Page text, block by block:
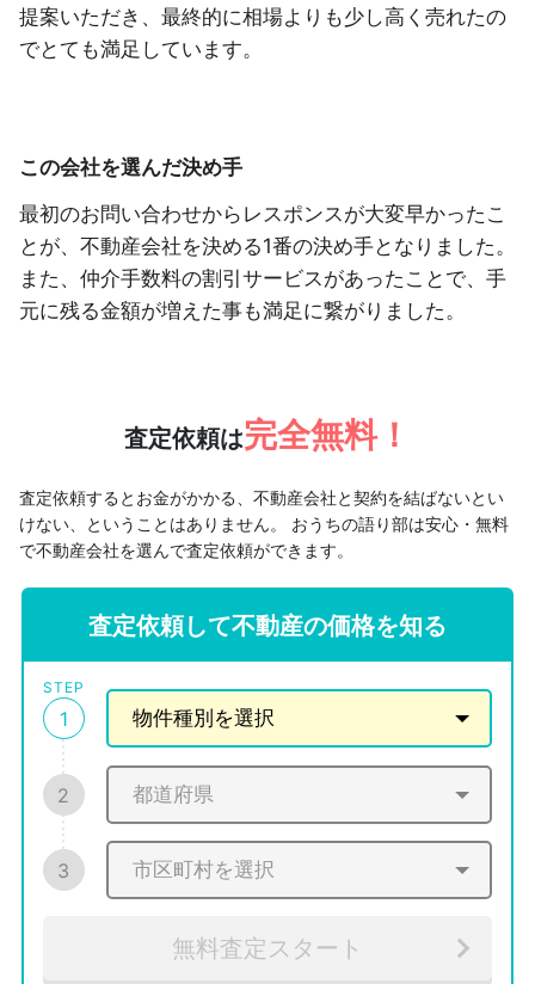
提案いただき、最終的に相場よりも少し高く売れたの
でとても満足しています。
この会社を選んだ決め手
最初のお問い合わせからレスポンスが大変早かったこ
とが、不動産会社を決める1番の決め手となりました。
また、仲介手数料の割引サービスがあったことで、手
元に残る金額が増えた事も満足に繋がりました。
査定依頼は完全無料！
査定依頼するとお金がかかる、不動産会社と契約を結ばないとい
けない、ということはありません。 おうちの語り部は安心・無料
で不動産会社を選んで査定依頼ができます。
査定依頼して不動産の価格を知る
STEP
1
2
3
無料査定スタート